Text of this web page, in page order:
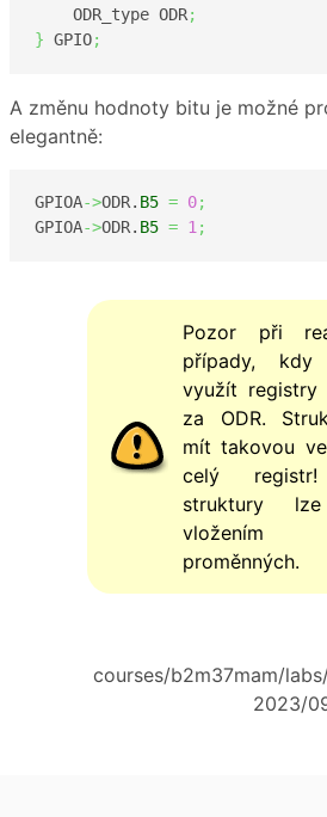
    ODR_type ODR
;
} GPIO;
A změnu hodnoty bitu je možné
elegantně:
GPIOA->ODR. B5 = 0;
GPIOA->ODR. B5 = 1 ;
Pozor při
případy,
využít registry
za ODR.
mít takovou
celý registr!
struktury
vložením
proměnných.
courses/b2m37mam/
2023/